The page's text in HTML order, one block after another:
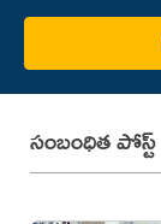
సంబంధిత పోస్ట్